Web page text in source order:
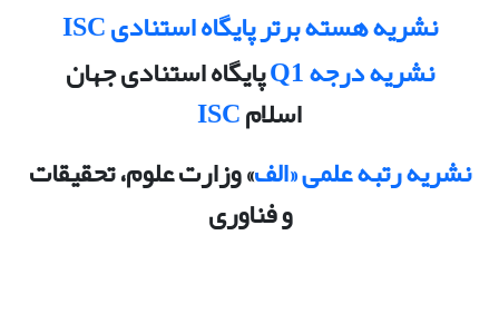
نشریه هسته برتر پایگاه استنادی ISC
نشریه درجه Q1
پایگاه استنادی جهان
اسلامISC
نشریه رتبه علمی «الف» وزارت علوم، تحقیقات
و فناوری